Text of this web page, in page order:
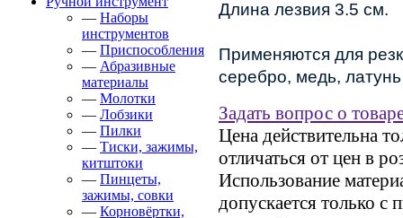
— Наборы
инструментов
— Приспособления
— Абразивные
материалы
— Молотки
— Лобзики
— Пилки
— Тиски, зажимы,
китштоки
— Пинцеты,
зажимы, совки
— Корновёртки,
Длина лезвия 3.5 см.
Применяются для
серебро, медь,
Задать вопрос о
Цена действительна
отличаться от цен в
Использование
допускается только с